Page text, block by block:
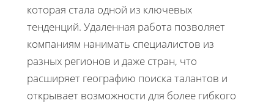
которая стала одной из ключевых
тенденций. Удаленная работа позволяет
компаниям нанимать специалистов из
разных регионов и даже стран, что
расширяет географию поиска талантов и
открывает возможности для более гибкого